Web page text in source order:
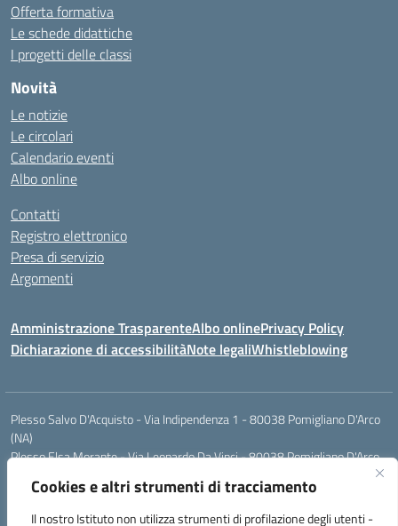
Cookies e altri strumenti di tracciamento
Il nostro Istituto non utilizza strumenti di profilazione degli utenti -
Offerta formativa
Le schede didattiche
I progetti delle classi
Novità
Le notizie
Le circolari
Calendario eventi
Albo online
Contatti
Registro elettronico
Presa di servizio
Argomenti
Amministrazione TrasparenteAlbo onlinePrivacy Policy
Dichiarazione di accessibilitàNote legaliWhistleblowing
Plesso Salvo D'Acquisto - Via Indipendenza 1 - 80038 Pomigliano D'Arco
(NA)
Plesso Elsa Morante - Via Leonardo Da Vinci - 80038 Pomigliano D'Arco
Plesso Leone - Via Pascoli - 80038 Pomigliano D'Arco (NA)
Tel.:0813177304 - Mail: naic8g1003@istruzione.it - Pec: